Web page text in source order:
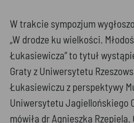
W trakcie sympozjum
„W drodze ku wielkości.
Łukasiewicza” to tytuł
Graty z Uniwersytetu
Łukasiewiczu z perspektywy
Uniwersytetu Jagiellońskiego
mówiła dr Agnieszka Rzepiela.